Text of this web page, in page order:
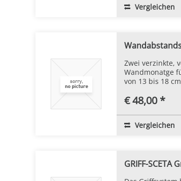
Vergleichen
Zwei verzinkte,
Wandmonatge
von 13 bis 18
€ 48,00 *
Vergleichen
GRIFF-